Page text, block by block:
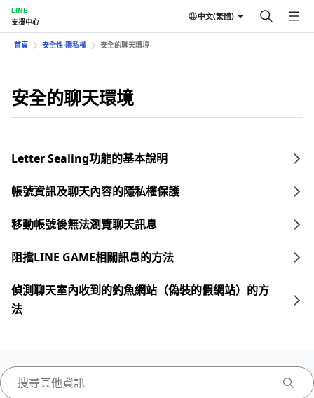
LINE
支援中心
中文(繁體)
首頁 安全性⋅隱私權 安全的聊天環境
安全的聊天環境
Letter Sealing功能的基本說明
帳號資訊及聊天內容的隱私權保護
移動帳號後無法瀏覽聊天訊息
阻擋LINE GAME相關訊息的方法
偵測聊天室內收到的釣魚網站（偽裝的假網站）的方
法